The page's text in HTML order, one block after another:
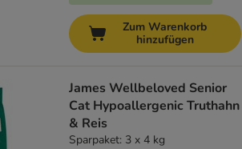
Zum Warenkorb
hinzufügen
James Wellbeloved Senior
Cat Hypoallergenic Truthahn
& Reis
Sparpaket: 3 x 4 kg